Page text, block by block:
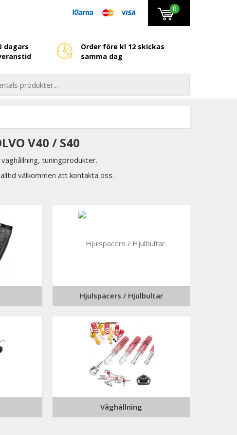
0
dagars
Order före kl 12 skickas
samma dag
V40 / S40
tuningprodukter.
välkommen att kontakta oss.
Hjulspacers / Hjulbultar
Väghållning